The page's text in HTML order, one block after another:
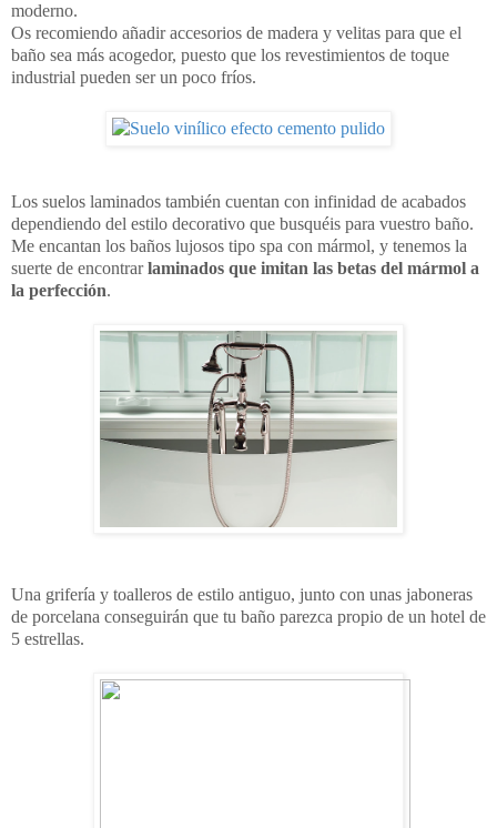
moderno.
Os recomiendo añadir accesorios de madera y velitas para que el
baño sea más acogedor, puesto que los revestimientos de toque
industrial pueden ser un poco fríos.
Los suelos laminados también cuentan con infinidad de acabados
dependiendo del estilo decorativo que busquéis para vuestro baño.
Me encantan los baños lujosos tipo spa con mármol, y tenemos la
suerte de encontrarlaminados que imitan las betas del mármol a
la perfección.
Una grifería y toalleros de estilo antiguo, junto con unas jaboneras
de porcelana conseguirán que tu baño parezca propio de un hotel de
5 estrellas.